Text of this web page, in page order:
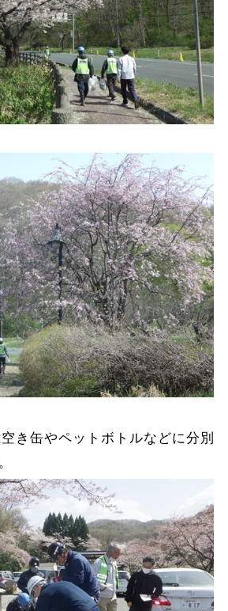
き缶やペットボトルなどに分別